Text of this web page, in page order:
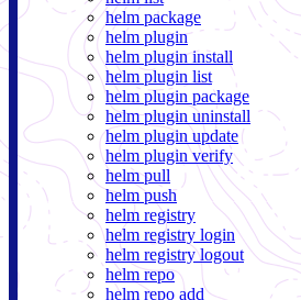
helm package
helm plugin
helm plugin install
helm plugin list
helm plugin package
helm plugin uninstall
helm plugin update
helm plugin verify
helm pull
helm push
helm registry
helm registry login
helm registry logout
helm repo
helm repo add